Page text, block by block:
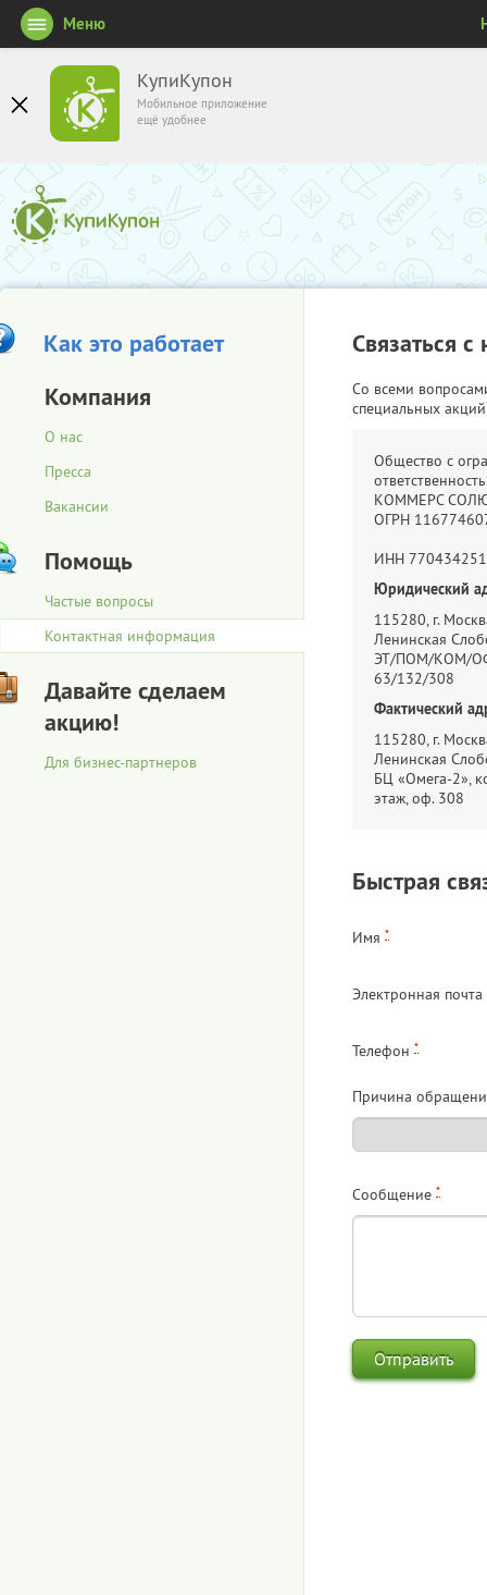
КупиКупон
Мобильное приложение
ещё удобнее
Меню
Как это работает
Компания
О нас
Пресса
Вакансии
Помощь
Частые вопросы
Контактная информация
Давайте сделаем
акцию!
Для бизнес-партнеров
Связаться с
Со всеми
специальных
Общество с
КОММЕРС
ОГРН
ИНН
Юридический
115280, г.
Ленинская
ЭТ/ПОМ/КОМ/
63/132/308
Фактический
115280, г.
Ленинская
БЦ «Омега-2»,
этаж, оф. 308
Быстрая
*
Имя
Электронная почта
*
Телефон
Причина
*
Сообщение